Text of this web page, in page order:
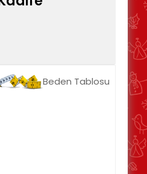
Beden Tablosu